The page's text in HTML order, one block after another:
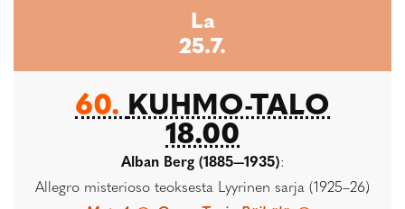
La
25.7.
60. KUHMO-TALO
18.00
Alban Berg (1885—1935):
Allegro misterioso teoksesta Lyyrinen sarja (1925–26)